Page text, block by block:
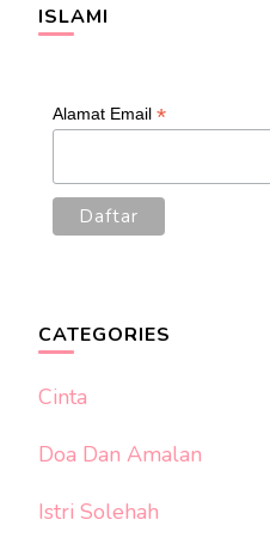
ISLAMI
Alamat Email *
CATEGORIES
Cinta
Doa Dan Amalan
Istri Solehah